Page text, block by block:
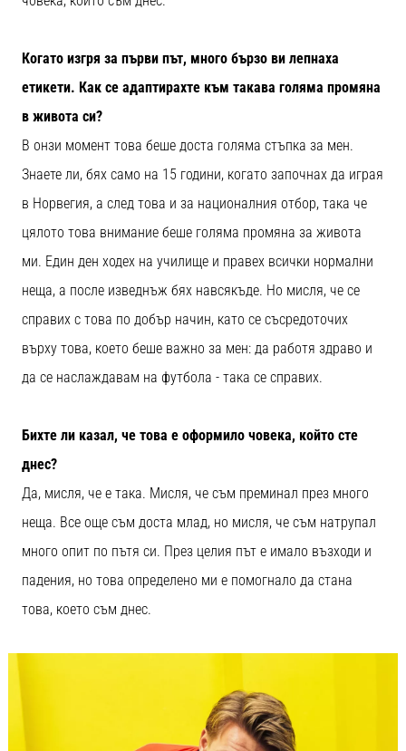
Когато изгря за първи път, много бързо ви лепнаха
етикети. Как се адаптирахте към такава голяма промяна
в живота си?
В онзи момент това беше доста голяма стъпка за мен.
Знаете ли, бях само на 15 години, когато започнах да играя
в Норвегия, а след това и за националния отбор, така че
цялото това внимание беше голяма промяна за живота
ми. Един ден ходех на училище и правех всички нормални
неща, а после изведнъж бях навсякъде. Но мисля, че се
справих с това по добър начин, като се съсредоточих
върху това, което беше важно за мен: да работя здраво и
да се наслаждавам на футбола - така се справих.
Бихте ли казал, че това е оформило човека, който сте
днес?
Да, мисля, че е така. Мисля, че съм преминал през много
неща. Все още съм доста млад, но мисля, че съм натрупал
много опит по пътя си. През целия път е имало възходи и
падения, но това определено ми е помогнало да стана
това, което съм днес.